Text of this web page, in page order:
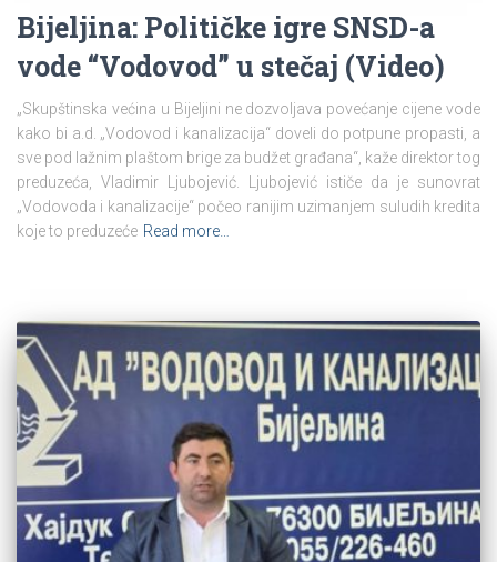
Bijeljina: Političke igre SNSD-a
vode “Vodovod” u stečaj (Video)
„Skupštinska većina u Bijeljini ne dozvoljava povećanje cijene vode
kako bi a.d. „Vodovod i kanalizacija“ doveli do potpune propasti, a
sve pod lažnim plaštom brige za budžet građana“, kaže direktor tog
preduzeća, Vladimir Ljubojević. Ljubojević ističe da je sunovrat
„Vodovoda i kanalizacije“ počeo ranijim uzimanjem suludih kredita
koje to preduzeće Read more…